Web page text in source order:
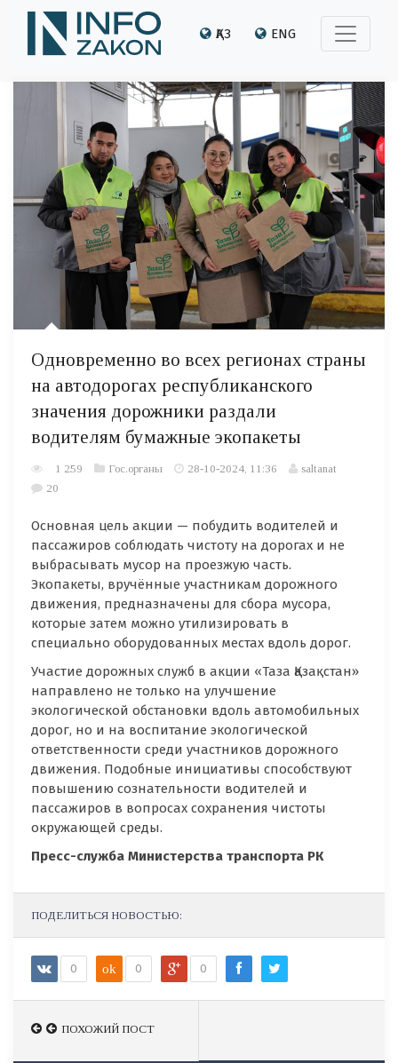
ҚАЗ ENG
Одновременно во всех регионах страны
на автодорогах республиканского
значения дорожники раздали
водителям бумажные экопакеты
1 259 Гос.органы 28-10-2024, 11:36
saltanat
20
Основная цель акции — побудить водителей и
пассажиров соблюдать чистоту на дорогах и не
выбрасывать мусор на проезжую часть.
Экопакеты, вручённые участникам дорожного
движения, предназначены для сбора мусора,
которые затем можно утилизировать в
специально оборудованных местах вдоль дорог.
Участие дорожных служб в акции «Таза Қазақстан»
направлено не только на улучшение
экологической обстановки вдоль автомобильных
дорог, но и на воспитание экологической
ответственности среди участников дорожного
движения. Подобные инициативы способствуют
повышению сознательности водителей и
пассажиров в вопросах сохранения чистоты
окружающей среды.
Пресс-служба Министерства транспорта РК
ПОДЕЛИТЬСЯ НОВОСТЬЮ:
0 ok 0 0
ПОХОЖИЙ ПОСТ
ПОХОЖИЙ ПОСТ